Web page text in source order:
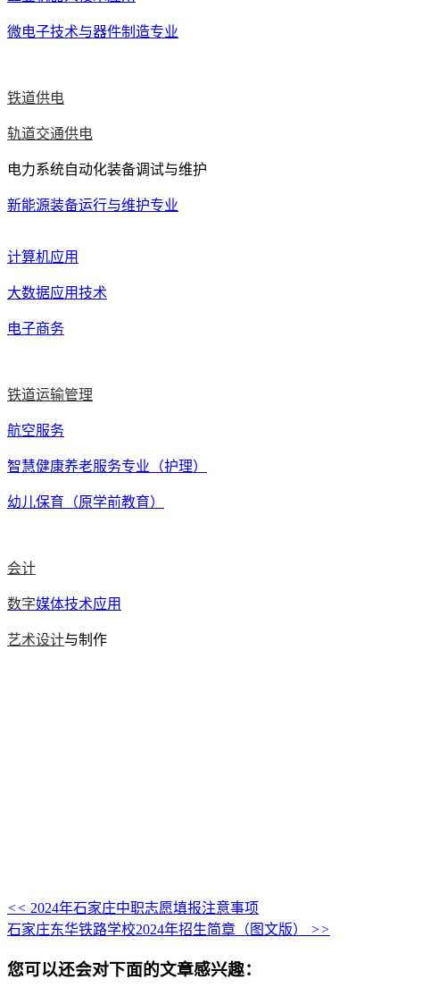
微电子技术与器件制造专业
铁道供电
轨道交通供电
电力系统自动化装备调试与维护
新能源装备运行与维护专业
计算机应用
大数据应用技术
电子商务
铁道运输管理
航空服务
智慧健康养老服务专业（护理）
幼儿保育（原学前教育）
会计
数字媒体技术应用
艺术设计与制作
<< 2024年石家庄中职志愿填报注意事项
石家庄东华铁路学校2024年招生简章（图文版） >>
您可以还会对下面的文章感兴趣：